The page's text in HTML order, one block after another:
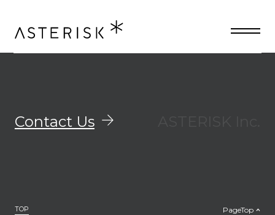
Contact Us
PageTop
TOP